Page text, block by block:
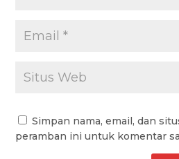
Simpan nama, email, dan
peramban ini untuk komentar